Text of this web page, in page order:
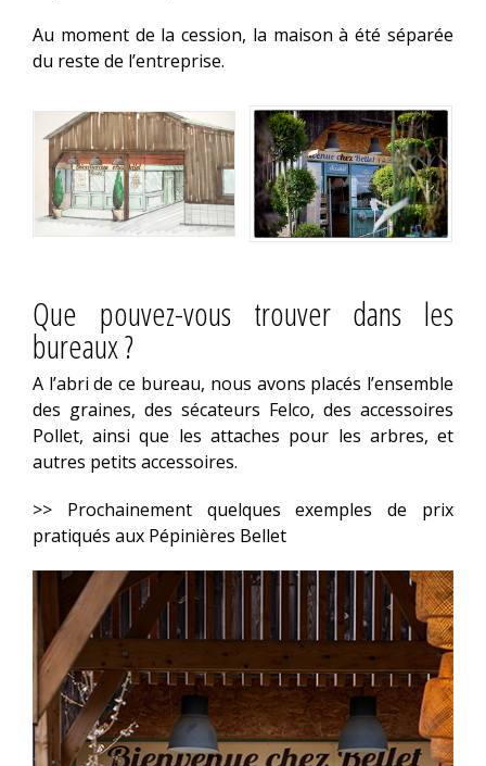
Au moment de la cession, la maison à été séparée
du reste de l’entreprise.
Que pouvez-vous trouver dans les
bureaux ?
A l’abri de ce bureau, nous avons placés l’ensemble
des graines, des sécateurs Felco, des accessoires
Pollet, ainsi que les attaches pour les arbres, et
autres petits accessoires.
>> Prochainement quelques exemples de prix
pratiqués aux Pépinières Bellet